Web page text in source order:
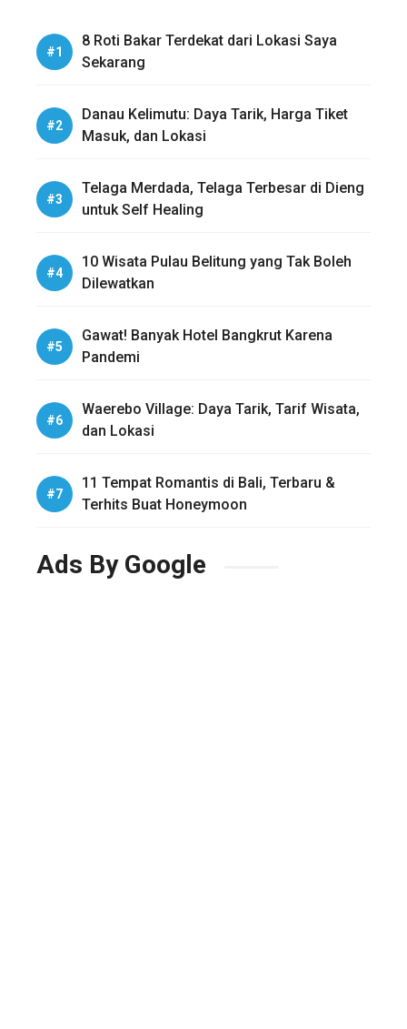
8 Roti Bakar Terdekat dari Lokasi Saya
Sekarang
Danau Kelimutu: Daya Tarik, Harga Tiket
Masuk, dan Lokasi
Telaga Merdada, Telaga Terbesar di Dieng
untuk Self Healing
10 Wisata Pulau Belitung yang Tak Boleh
Dilewatkan
Gawat! Banyak Hotel Bangkrut Karena
Pandemi
Waerebo Village: Daya Tarik, Tarif Wisata,
dan Lokasi
11 Tempat Romantis di Bali, Terbaru &
Terhits Buat Honeymoon
Ads By Google